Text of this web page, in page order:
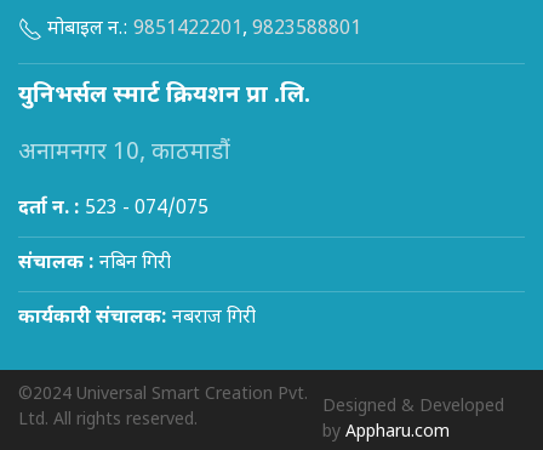
मोबाइल न.: 9851422201, 9823588801
युनिभर्सल स्मार्ट क्रियशन प्रा .लि.
अनामनगर 10, काठमाडौं
दर्ता न. : 523 - 074/075
संचालक : नबिन गिरी
कार्यकारी संचालक: नबराज गिरी
©2024 Universal Smart Creation Pvt.
Ltd. All rights reserved.
Designed & Developed
byAppharu.com